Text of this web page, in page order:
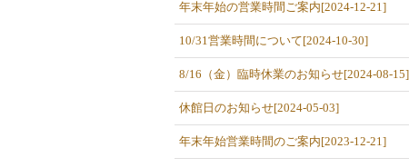
年末年始の営業時間ご案内[2024-12-21]
10/31営業時間について[2024-10-30]
8/16（金）臨時休業のお知らせ[2024-08-15]
休館日のお知らせ[2024-05-03]
年末年始営業時間のご案内[2023-12-21]